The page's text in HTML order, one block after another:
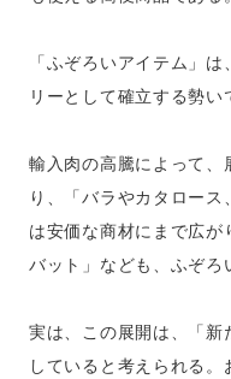
「ふぞろいアイテム」
リーとして確立する勢い
輸入肉の高騰によって、
り、「バラやカタロー
は安価な商材にまで広が
バット」なども、ふぞろ
実は、この展開は、「新
していると考えられる